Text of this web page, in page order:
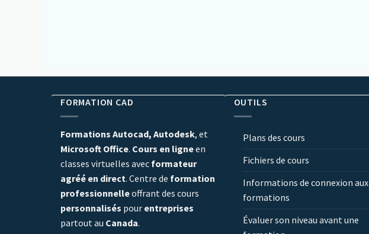
FORMATION CAD
Formations Autocad, Autodesk, et
Microsoft Office. Cours en ligneen
classes virtuelles avec formateur
agréé en direct. Centre de formation
professionnelleoffrant des cours
personnalisés pour entreprises
partout au Canada.
OUTILS
Plans des cours
Fichiers de cours
Informations de connexion aux
formations
Évaluer son niveau avant une